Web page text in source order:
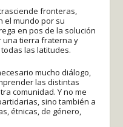
fronteras,
el mundo por su
en pos de la solución
una tierra fraterna y
las latitudes.
mucho diálogo,
las distintas
comunidad. Y no me
sino también a
étnicas, de género,